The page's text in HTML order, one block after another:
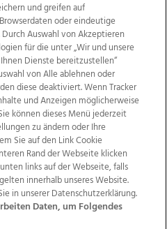
Kontakt
Jobs
AGB Anzeigekunden
Politische Werbung
und greifen auf
oder eindeutige
Auswahl von Akzeptieren
für die unter „Wir und unsere
Dienste bereitzustellen“
von Alle ablehnen oder
diese deaktiviert. Wenn Tracker
und Anzeigen möglicherweise
können dieses Menü jederzeit
zu ändern oder Ihre
Sie auf den Link Cookie
Rand der Webseite klicken
links auf der Webseite, falls
innerhalb unseres Website.
in unserer Datenschutzerklärung.
Daten, um Folgendes